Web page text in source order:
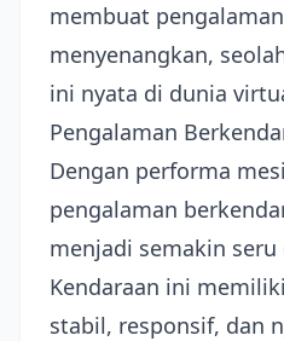
membuat
menyenangkan,
ini nyata di dunia
Pengalaman
Dengan performa
pengalaman
menjadi semakin
Kendaraan ini
stabil, responsif, dan